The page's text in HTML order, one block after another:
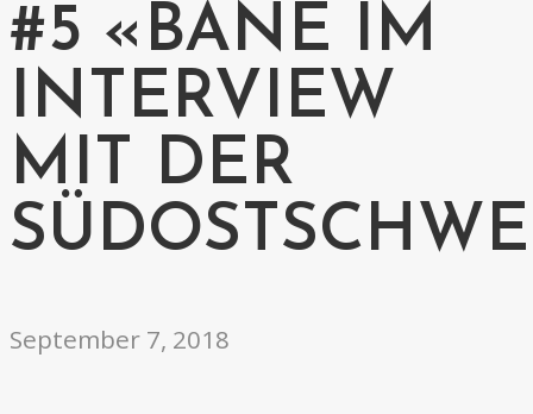
#5 «BANE IM
INTERVIEW
MIT DER
September 7, 2018